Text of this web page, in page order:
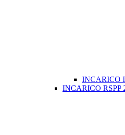
INCARICO
INCARICO RSPP